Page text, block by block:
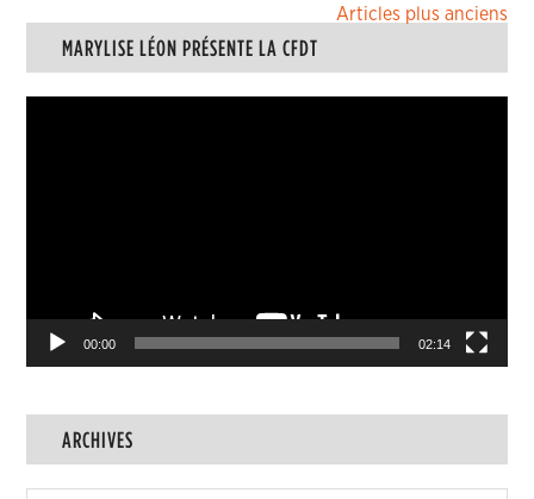
Navigation
des
articles
Articles plus anciens
MARYLISE LÉON PRÉSENTE LA CFDT
00:00 02:14
ARCHIVES